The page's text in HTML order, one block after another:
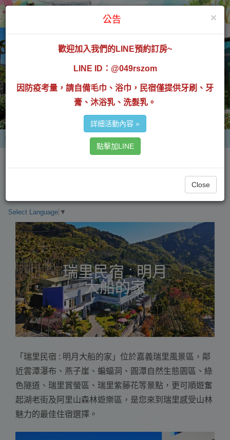
選 單
嘉義縣民宿291號
Select Language ▼
瑞里民宿 : 明月
大船的家
「瑞里民宿 : 明月大船的家」位於嘉義瑞里風景區，鄰
近雲潭瀑布、燕子崖、蝙蝠洞、圓潭自然生態園區、綠
色隧道、瑞里賞螢區、瑞里紫藤花等景點，更可順遊奮
起湖老街及阿里山森林遊樂區，是您來到瑞里感受山林
魅力的最佳住宿選擇。
×
公告
歡迎加入我們的LINE預約訂房~
LINE ID：@049rszom
因防疫考量，請自備毛巾、浴巾，民宿僅提供牙刷、牙
膏、沐浴乳、洗髮乳。
詳細活動內容 »
點擊加LINE
Close